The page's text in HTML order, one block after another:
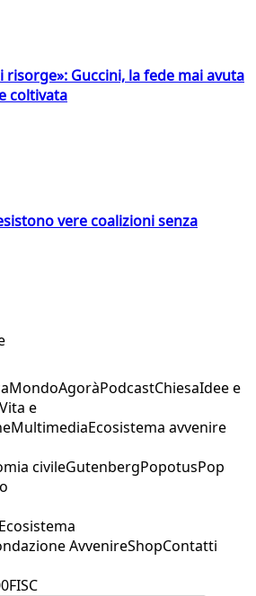
Guccini, la fede mai avuta
coltivata
vere coalizioni senza
MondoAgoràPodcastChiesaIdee e
Vita e
MultimediaEcosistema avvenire
civileGutenbergPopotusPop
Ecosistema
AvvenireShopContatti
FISC